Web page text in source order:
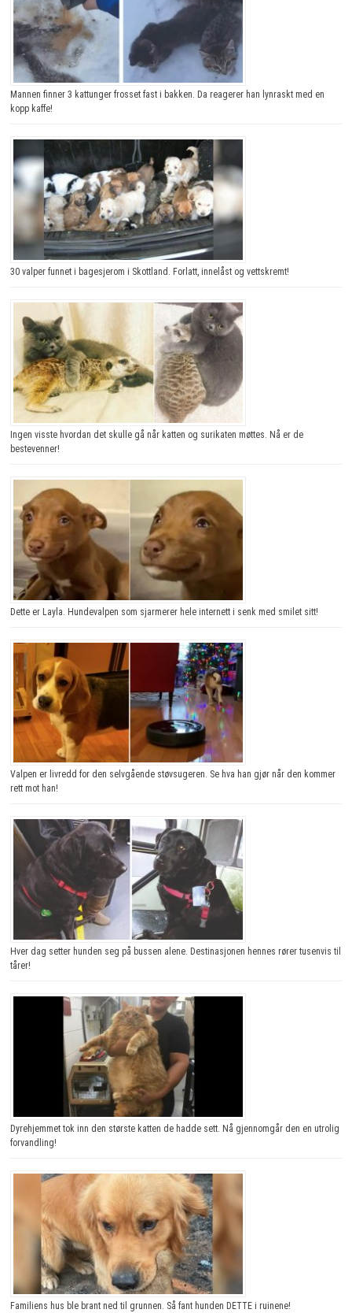
Mannen finner 3 kattunger frosset fast i bakken. Da reagerer han lynraskt med en
kopp kaffe!
30 valper funnet i bagesjerom i Skottland. Forlatt, innelåst og vettskremt!
Ingen visste hvordan det skulle gå når katten og surikaten møttes. Nå er de
bestevenner!
Dette er Layla. Hundevalpen som sjarmerer hele internett i senk med smilet sitt!
Valpen er livredd for den selvgående støvsugeren. Se hva han gjør når den kommer
rett mot han!
Hver dag setter hunden seg på bussen alene. Destinasjonen hennes rører tusenvis til
tårer!
Dyrehjemmet tok inn den største katten de hadde sett. Nå gjennomgår den en utrolig
forvandling!
Familiens hus ble brant ned til grunnen. Så fant hunden DETTE i ruinene!